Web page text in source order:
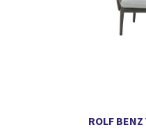
ROLF